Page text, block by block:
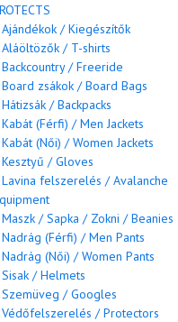
/ Kiegészítők
/ T-shirts
/ Freeride
zsákok / Board Bags
/ Backpacks
(Férfi) / Men Jackets
(Női) / Women Jackets
/ Gloves
felszerelés / Avalanche
/ Sapka / Zokni / Beanies
(Férfi) / Men Pants
(Női) / Women Pants
/ Helmets
/ Googles
Védőfelszerelés / Protectors